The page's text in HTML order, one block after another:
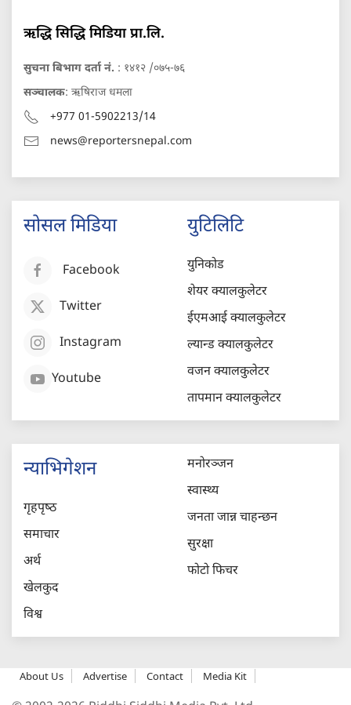
ऋद्धि सिद्धि मिडिया प्रा.लि.
सुचना बिभाग दर्ता नं. : १४१२ /०७५-७६
सञ्चालक: ऋषिराज धमला
+977 01-5902213/14
news@reportersnepal.com
सोसल मिडिया
Facebook
Twitter
Instagram
Youtube
युटिलिटि
युनिकोड
शेयर क्यालकुलेटर
ईएमआई क्यालकुलेटर
ल्यान्ड क्यालकुलेटर
वजन क्यालकुलेटर
तापमान क्यालकुलेटर
न्याभिगेशन
गृहपृष्‍ठ
समाचार
अर्थ
खेलकुद
विश्व
मनोरञ्जन
स्वास्थ्य
जनता जान्न चाहन्छन
सुरक्षा
फोटो फिचर
About Us Advertise Contact Media Kit